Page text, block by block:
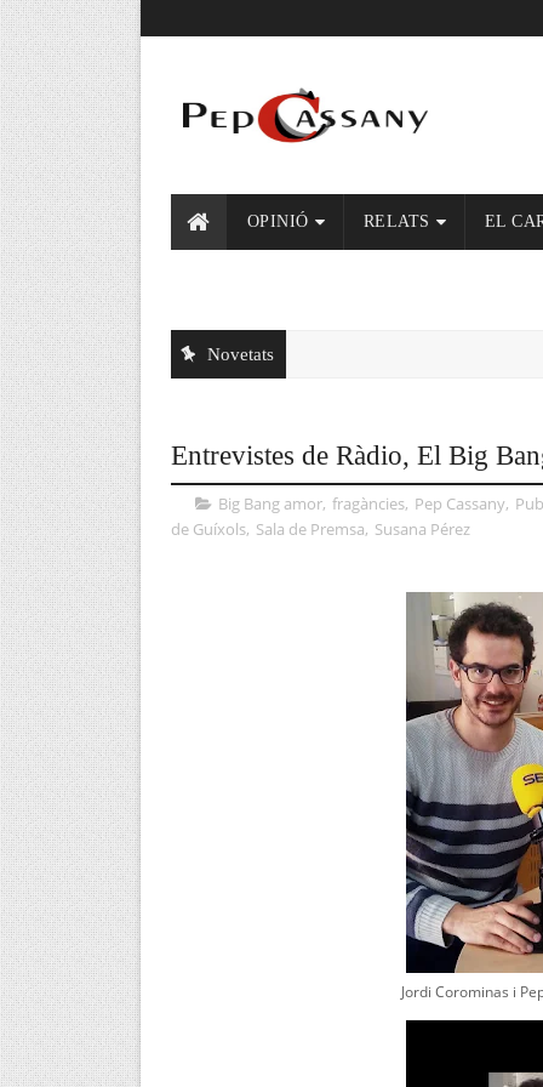
OPINIÓ RELATS EL
Novetats
Entrevistes de Ràdio, El Big
Big Bang amor, fragàncies, Pep Cassany,
de Guíxols, Sala de Premsa, Susana Pérez
Jordi Corominas i